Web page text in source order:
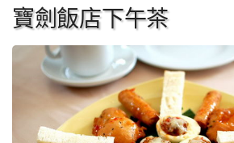
寶劍飯店下午茶